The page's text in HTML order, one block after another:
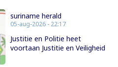
suriname herald
05-aug-2026 - 22:17
Justitie en Politie heet
voortaan Justitie en Veiligheid